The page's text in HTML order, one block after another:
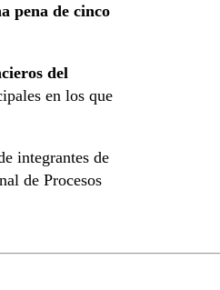
pena de cinco
del
en los que
integrantes de
de Procesos